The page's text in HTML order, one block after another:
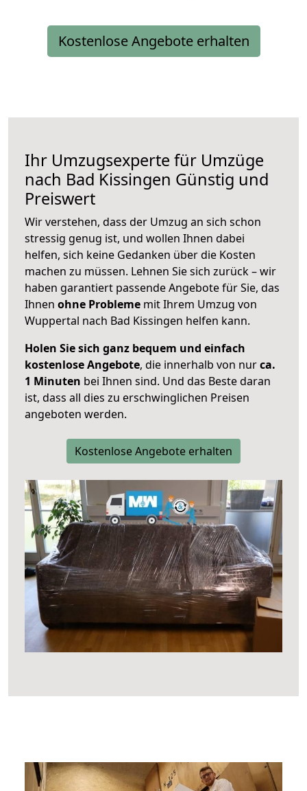
Kostenlose Angebote erhalten
Ihr Umzugsexperte für Umzüge
nach Bad Kissingen Günstig und
Preiswert
Wir verstehen, dass der Umzug an sich schon
stressig genug ist, und wollen Ihnen dabei
helfen, sich keine Gedanken über die Kosten
machen zu müssen. Lehnen Sie sich zurück – wir
haben garantiert passende Angebote für Sie, das
Ihnen ohne Probleme mit Ihrem Umzug von
Wuppertal nach Bad Kissingen helfen kann.
Holen Sie sich ganz bequem und einfach
kostenlose Angebote, die innerhalb von nurca.
1 Minuten bei Ihnen sind. Und das Beste daran
ist, dass all dies zu erschwinglichen Preisen
angeboten werden.
Kostenlose Angebote erhalten